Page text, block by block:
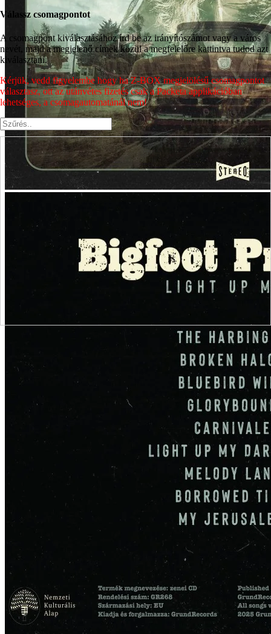
Válassz csomagpontot
A csomagpont kiválasztásához írd be az irányítószámot vagy a város
nevét, majd a megjelenő címek közül a megfelelőre kattintva tudod azt
kiválasztani.
Kérjük, vedd figyelembe hogy ha Z-BOX megjelölésű csomagpontot
választasz, ott az utánvétes fizetés csak a Packeta applikációban
lehetséges, a csomagautomatánál nem!